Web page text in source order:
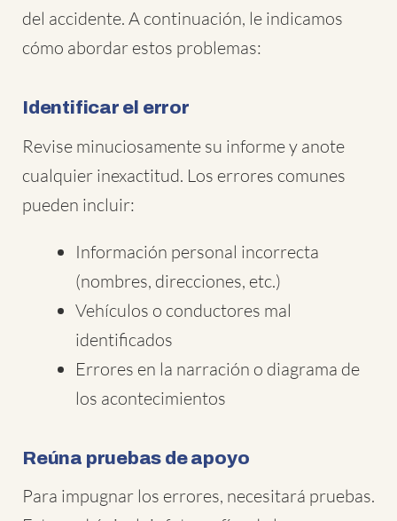
del accidente. A continuación, le indicamos
cómo abordar estos problemas:
Identificar el error
Revise minuciosamente su informe y anote
cualquier inexactitud. Los errores comunes
pueden incluir:
Información personal incorrecta
(nombres, direcciones, etc.)
Vehículos o conductores mal
identificados
Errores en la narración o diagrama de
los acontecimientos
Reúna pruebas de apoyo
Para impugnar los errores, necesitará pruebas.